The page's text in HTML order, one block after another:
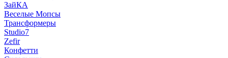
ЗайКА
Веселые Мопсы
Трансформеры
Studio7
Zefir
Конфетти